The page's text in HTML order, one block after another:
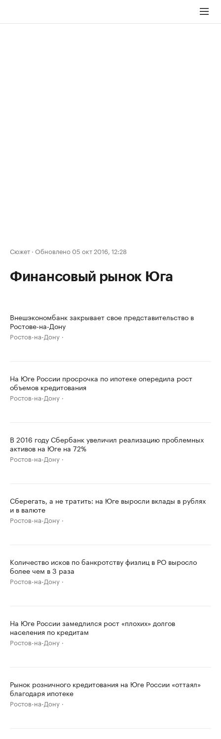
Сюжет · Обновлено 05 окт 2016, 12:28
Финансовый рынок Юга
Внешэкономбанк закрывает свое представительство в
Ростове-на-Дону
Ростов-на-Дону
На Юге России просрочка по ипотеке опередила рост
объемов кредитования
Ростов-на-Дону
В 2016 году Сбербанк увеличил реализацию проблемных
активов на Юге на 72%
Ростов-на-Дону
Сберегать, а не тратить: на Юге выросли вклады в рублях
и в валюте
Ростов-на-Дону
Количество исков по банкротству физлиц в РО выросло
более чем в 3 раза
Ростов-на-Дону
На Юге России замедлился рост «плохих» долгов
населения по кредитам
Ростов-на-Дону
Рынок розничного кредитования на Юге России «оттаял»
благодаря ипотеке
Ростов-на-Дону